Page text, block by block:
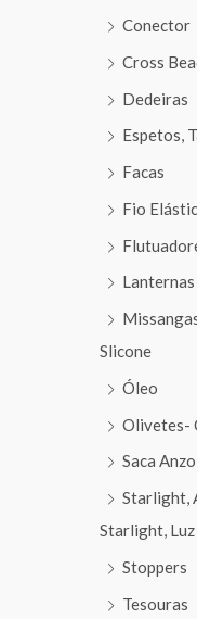
Conector
Cross
Dedeiras
Espetos,
Facas
Fio
Lanternas
Slicone
Óleo
Olivetes-
Saca
Starlight,
Starlight,
Stoppers
Tesouras